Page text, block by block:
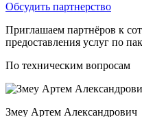
Обсудить партнерство
Приглашаем партнёров к
предоставления услуг по
По техническим вопросам
Змеу Артем Александрович